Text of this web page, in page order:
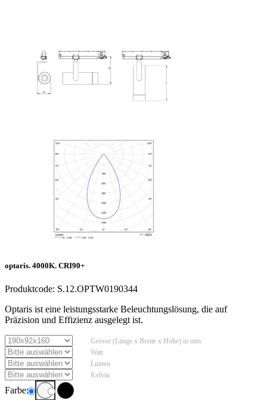
optaris. 4000K. CRI90+
Produktcode: S.12.OPTW0190344
Optaris ist eine leistungsstarke Beleuchtungslösung, die auf
Präzision und Effizienz ausgelegt ist.
Grösse (Länge x Breite x Höhe) in mm
Watt
Lumen
Kelvin
Farbe: